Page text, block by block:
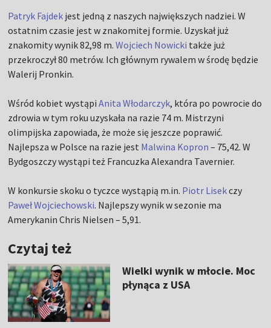
Patryk Fajdek jest jedną z naszych największych nadziei. W
ostatnim czasie jest w znakomitej formie. Uzyskał już
znakomity wynik 82,98 m.Wojciech Nowicki także już
przekroczył 80 metrów. Ich głównym rywalem w środę będzie
Walerij Pronkin.
Wśród kobiet wystąpiAnita Włodarczyk, która po powrocie do
zdrowia w tym roku uzyskała na razie 74 m. Mistrzyni
olimpijska zapowiada, że może się jeszcze poprawić.
Najlepsza w Polsce na razie jest Malwina Kopron – 75,42. W
Bydgoszczy wystąpi też Francuzka Alexandra Tavernier.
W konkursie skoku o tyczce wystąpią m.in. Piotr Lisekczy
Paweł Wojciechowski. Najlepszy wynik w sezonie ma
Amerykanin Chris Nielsen – 5,91.
Czytaj też
Wielki wynik w młocie. Moc
płynąca z USA